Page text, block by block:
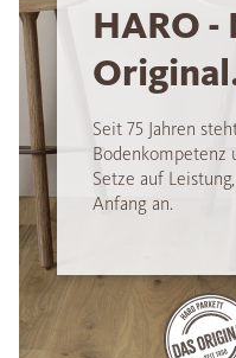
HARO -
Seit 75 Jahren
Bodenkompetenz
Setze auf
Anfang an.